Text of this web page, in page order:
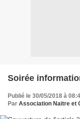
Soirée
Publié le 30/05/2018 à
Par Association Naitre et